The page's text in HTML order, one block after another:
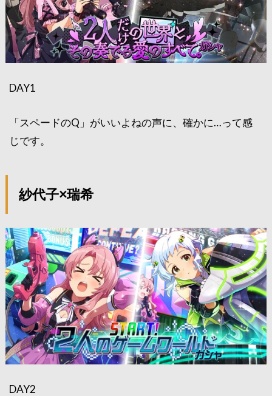
DAY1
「スペードのQ」がいいよねの声に、確かに…って感
じです。
紗代子×瑞希
DAY2